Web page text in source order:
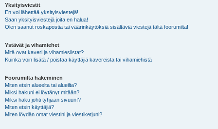
Yksityisviestit
En voi lähettää yksityisviestejä!
Saan yksityisviestejä joita en halua!
Olen saanut roskapostia tai väärinkäytöksiä sisältäviä viestejä tältä foorumilta!
Ystävät ja vihamiehet
Mitä ovat kaveri ja vihamieslistat?
Kuinka voin lisätä / poistaa käyttäjiä kavereista tai vihamiehistä
Foorumilta hakeminen
Miten etsin alueelta tai alueilta?
Miksi hakuni ei löytänyt mitään?
Miksi haku johti tyhjään sivuun!?
Miten etsin käyttäjiä?
Miten löydän omat viestini ja viestiketjuni?